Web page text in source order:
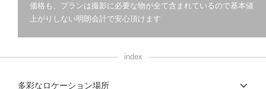
価格も、プランは撮影に必要な物が全て含まれているので基本値
上がりしない明朗会計で安心頂けます
index
多彩なロケーション場所